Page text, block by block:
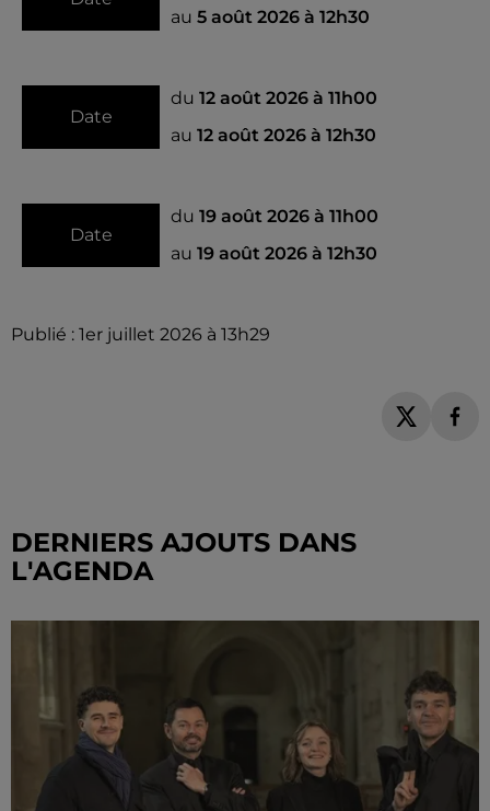
au 5 août 2026 à 12h30
Date
du 12 août 2026 à 11h00
au 12 août 2026 à 12h30
Date
du 19 août 2026 à 11h00
au 19 août 2026 à 12h30
Publié : 1er juillet 2026 à 13h29
DERNIERS AJOUTS DANS
L'AGENDA